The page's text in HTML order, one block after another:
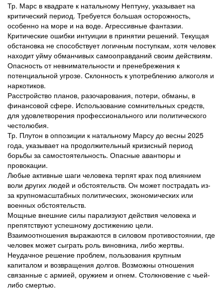
Тр. Марс в квадрате к натальному Нептуну, указывает на
критический период. Требуется большая осторожность,
особенно на море и на воде. Агрессивные фантазии.
Критические ошибки интуиции в принятии решений. Текущая
обстановка не способствует логичным поступкам, хотя человек
находит уйму обманчивых самооправданий своим действиям.
Опасность от невнимательности и пренебрежения к
потенциальной угрозе. Склонность к употреблению алкоголя и
наркотиков.
Расстройство планов, разочарования, потери, обманы, в
финансовой сфере. Использование сомнительных средств,
для удовлетворения профессионального или политического
честолюбия.
Тр. Плутон в оппозиции к натальному Марсу до весны 2025
года, указывает на продолжительный кризисный период
борьбы за самостоятельность. Опасные авантюры и
провокации.
Любые активные шаги человека терпят крах под влиянием
воли других людей и обстоятельств. Он может пострадать из-
за крупномасштабных политических, экономических или
военных обстоятельств.
Мощные внешние силы парализуют действия человека и
препятствуют успешному достижению цели.
Взаимоотношения выражаются в силовом противостоянии, где
человек может сыграть роль виновника, либо жертвы.
Неудачное решение проблем, пользования крупным
капиталом и возвращения долгов. Возможны отношения
связанные с армией, оружием и огнем. Столкновение с чьей-
либо смертью.